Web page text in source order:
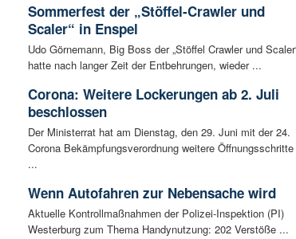
Sommerfest der „Stöffel-Crawler und
Scaler“ in Enspel
Udo Görnemann, Big Boss der „Stöffel Crawler und
hatte nach langer Zeit der Entbehrungen, wieder ...
Corona: Weitere Lockerungen ab 2. Juli
beschlossen
Der Ministerrat hat am Dienstag, den 29. Juni mit der 24.
Corona Bekämpfungsverordnung weitere Öffnungsschritte
...
Wenn Autofahren zur Nebensache wird
Aktuelle Kontrollmaßnahmen der Polizei-Inspektion (PI)
Westerburg zum Thema Handynutzung: 202 Verstöße ...